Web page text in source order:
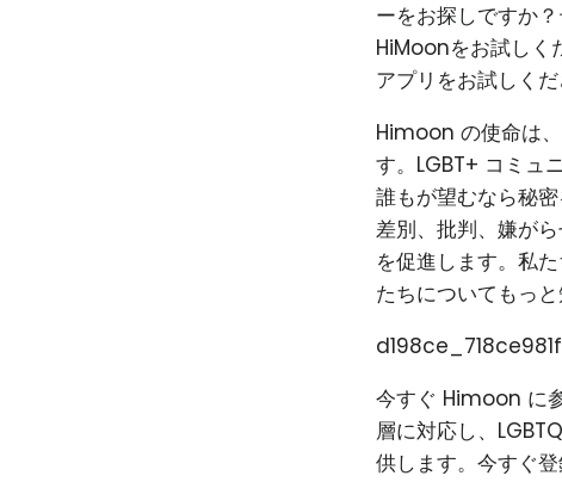
ーをお探しですか
HiMoonをお試しく
アプリをお試しく
Himoon の使命は
す。LGBT+ コミュ
誰もが望むなら秘
差別、批判、嫌が
を促進します。私
たちについてもっ
今すぐ Himoon に
層に対応し、
供します。今すぐ